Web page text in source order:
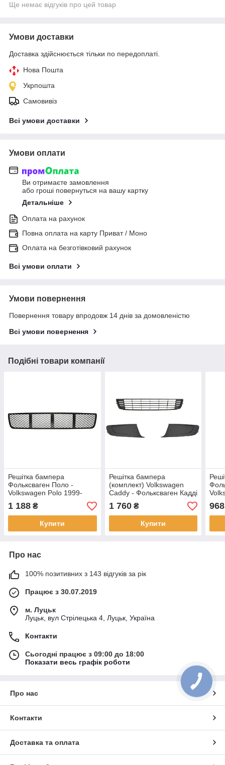
Ще немає відгуків про цей товар
Умови доставки
Доставка здійснюється тільки по передоплаті.
Нова Пошта
Укрпошта
Самовивіз
Всі умови доставки
Умови оплати
Ви отримаєте замовлення
або гроші повернуться на вашу картку
Детальніше
Оплата на рахунок
Повна оплата на карту Приват / Моно
Оплата на безготівковий рахунок
Всі умови оплати
Умови повернення
Повернення товару впродовж 14 днів за домовленістю
Всі умови повернення
Подібні товари компанії
Решітка бампера
Фольксваген Поло -
Volkswagen Polo 1999-
2001
1 188 ₴
Купити
Решітка бампера
(комплект) Volkswagen
Caddy - Фольксваген Кадді
2010-2015
1 760₴
Купити
968
Про нас
100% позитивних з 143 відгуків за рік
Працює з 30.07.2019
м. Луцьк
Луцьк, вул Стрілецька 4, Луцьк, Україна
Контакти
Сьогодні працює з 09:00 до 18:00
Показати весь графік роботи
Про нас
Контакти
Доставка та оплата